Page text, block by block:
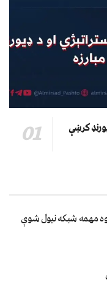
کرښې
مهمه شبکه نيول شوې